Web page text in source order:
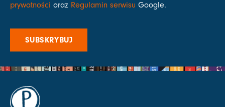
prywatności oraz Regulamin serwisu Google.
SUBSKRYBUJ